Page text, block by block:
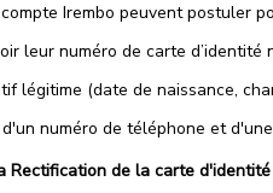
Irembo peuvent postuler
leur numéro de carte d’identité
légitime (date de naissance,
numéro de téléphone et
Rectification de la carte